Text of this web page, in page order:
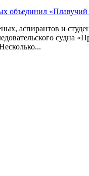
объединил «Плавучий
аспирантов и
судна